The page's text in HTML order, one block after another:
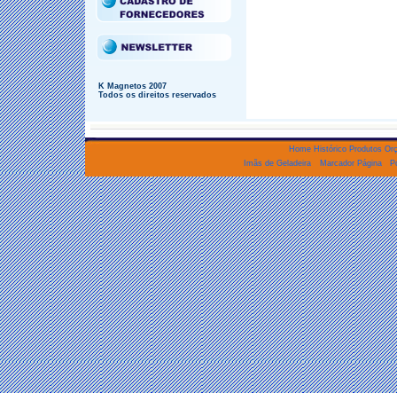
K Magnetos 2007
Todos os direitos reservados
Home Histórico Produtos
Imãs de Geladeira
Marcador Página